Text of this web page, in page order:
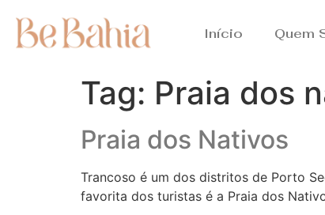
Início Quem
Tag: Praia dos
Praia dos Nativos
Trancoso é um dos distritos de Porto
favorita dos turistas é a Praia dos